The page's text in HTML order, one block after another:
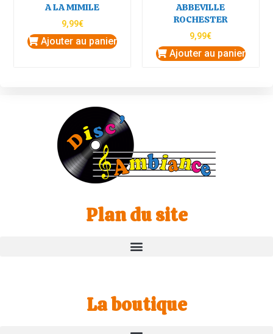
A LA MIMILE
9,99€
Ajouter au panier
ABBEVILLE
ROCHESTER
9,99€
Ajouter au panier
Plan du site
La boutique